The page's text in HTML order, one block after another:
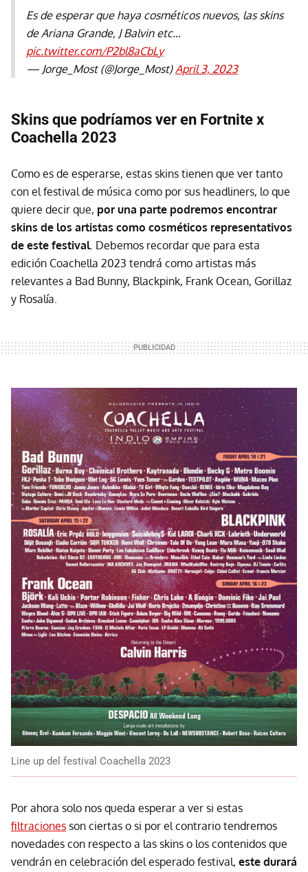
Es de esperar que haya cosméticos nuevos, las skins
de Ariana Grande, J Balvin etc…
pic.twitter.com/P2bl8aCbLy
— Jorge_Most (@Jorge_Most) April 3, 2023
Skins que podríamos ver en Fortnite x
Coachella 2023
Como es de esperarse, estas skins tienen que ver tanto
con el festival de música como por sus headliners, lo que
quiere decir que, por una parte podremos encontrar
skins de los artistas como cosméticos representativos
de este festival. Debemos recordar que para esta
edición Coachella 2023 tendrá como artistas más
relevantes a Bad Bunny, Blackpink, Frank Ocean, Gorillaz
y Rosalía.
Line up del festival Coachella 2023
Por ahora solo nos queda esperar a ver si estas
filtraciones son ciertas o si por el contrario tendremos
novedades con respecto a las skins o los contenidos que
vendrán en celebración del esperado festival, este durará